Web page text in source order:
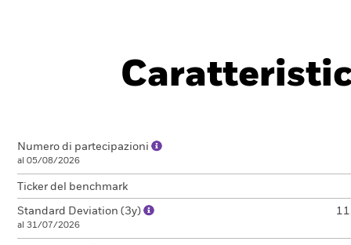
Numero di partecipazioni
al 05/08/2026
Ticker del benchmark
Standard Deviation (3y)
al 31/07/2026